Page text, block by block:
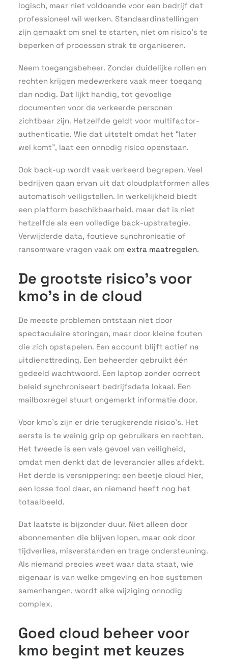
logisch, maar niet voldoende voor een bedrijf dat
professioneel wil werken. Standaardinstellingen
zijn gemaakt om snel te starten, niet om risico’s te
beperken of processen strak te organiseren.
Neem toegangsbeheer. Zonder duidelijke rollen en
rechten krijgen medewerkers vaak meer toegang
dan nodig. Dat lijkt handig, tot gevoelige
documenten voor de verkeerde personen
zichtbaar zijn. Hetzelfde geldt voor multifactor-
authenticatie. Wie dat uitstelt omdat het “later
wel komt”, laat een onnodig risico openstaan.
Ook back-up wordt vaak verkeerd begrepen. Veel
bedrijven gaan ervan uit dat cloudplatformen alles
automatisch veiligstellen. In werkelijkheid biedt
een platform beschikbaarheid, maar dat is niet
hetzelfde als een volledige back-upstrategie.
Verwijderde data, foutieve synchronisatie of
ransomware vragen vaak om extra maatregelen.
De grootste risico’s voor
kmo’s in de cloud
De meeste problemen ontstaan niet door
spectaculaire storingen, maar door kleine fouten
die zich opstapelen. Een account blijft actief na
uitdiensttreding. Een beheerder gebruikt één
gedeeld wachtwoord. Een laptop zonder correct
beleid synchroniseert bedrijfsdata lokaal. Een
mailboxregel stuurt ongemerkt informatie door.
Voor kmo’s zijn er drie terugkerende risico’s. Het
eerste is te weinig grip op gebruikers en rechten.
Het tweede is een vals gevoel van veiligheid,
omdat men denkt dat de leverancier alles afdekt.
Het derde is versnippering: een beetje cloud hier,
een losse tool daar, en niemand heeft nog het
totaalbeeld.
Dat laatste is bijzonder duur. Niet alleen door
abonnementen die blijven lopen, maar ook door
tijdverlies, misverstanden en trage ondersteuning.
Als niemand precies weet waar data staat, wie
eigenaar is van welke omgeving en hoe systemen
samenhangen, wordt elke wijziging onnodig
complex.
Goed cloud beheer voor
kmo begint met keuzes